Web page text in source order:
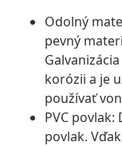
Odolný
pevný
korózii a je
používať
PVC
povlak.